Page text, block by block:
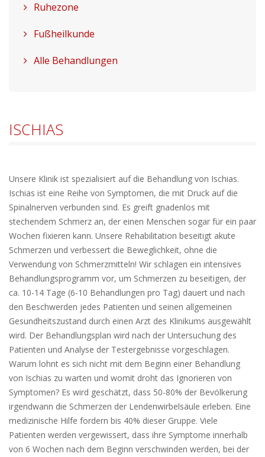
Ruhezone
Fußheilkunde
Alle Behandlungen
ISCHIAS
Unsere Klinik ist spezialisiert auf die Behandlung von Ischias.
Ischias ist eine Reihe von Symptomen, die mit Druck auf die
Spinalnerven verbunden sind. Es greift gnadenlos mit
stechendem Schmerz an, der einen Menschen sogar für ein paar
Wochen fixieren kann. Unsere Rehabilitation beseitigt akute
Schmerzen und verbessert die Beweglichkeit, ohne die
Verwendung von Schmerzmitteln! Wir schlagen ein intensives
Behandlungsprogramm vor, um Schmerzen zu beseitigen, der
ca. 10-14 Tage (6-10 Behandlungen pro Tag) dauert und nach
den Beschwerden jedes Patienten und seinen allgemeinen
Gesundheitszustand durch einen Arzt des Klinikums ausgewählt
wird. Der Behandlungsplan wird nach der Untersuchung des
Patienten und Analyse der Testergebnisse vorgeschlagen.
Warum lohnt es sich nicht mit dem Beginn einer Behandlung
von Ischias zu warten und womit droht das Ignorieren von
Symptomen? Es wird geschätzt, dass 50-80% der Bevölkerung
irgendwann die Schmerzen der Lendenwirbelsäule erleben. Eine
medizinische Hilfe fordern bis 40% dieser Gruppe. Viele
Patienten werden vergewissert, dass ihre Symptome innerhalb
von 6 Wochen nach dem Beginn verschwinden werden, bei der